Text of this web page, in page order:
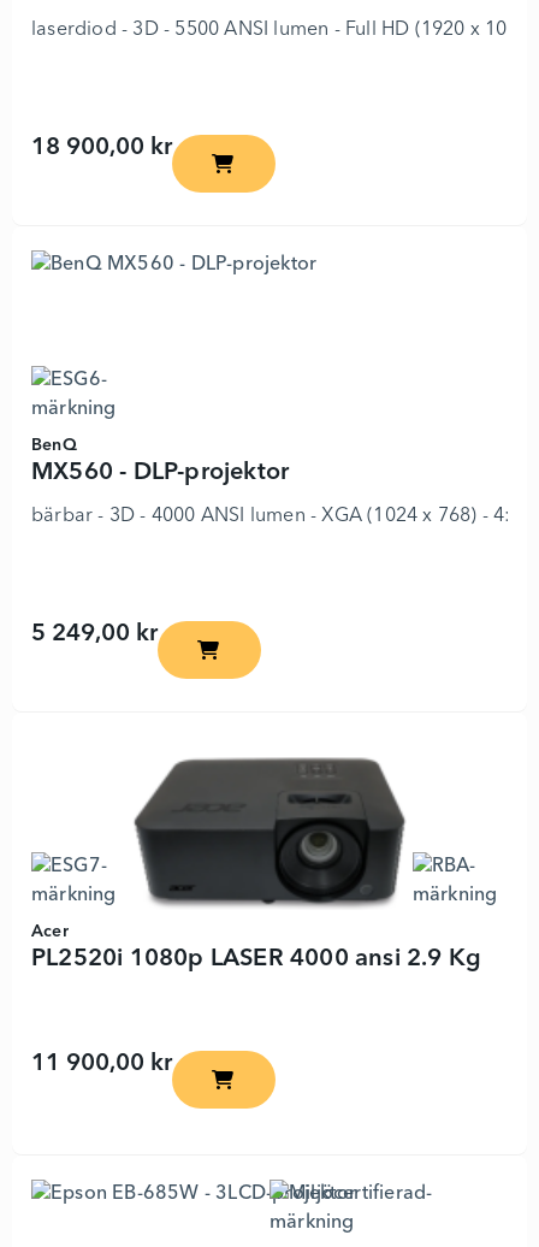
laserdiod - 3D - 5500 ANSI lumen - Full HD (1920 x
18 900,00 krPL6510 - DLP-projektor - 5862511 -
BenQ
MX560 - DLP-projektor
bärbar - 3D - 4000 ANSI lumen - XGA (1024 x 768) - 4:3
5 249,00 krMX560 - DLP-projektor - 7734960 - Lägg
Acer
PL2520i 1080p LASER 4000 ansi 2.9 Kg
11 900,00 krPL2520i 1080p LASER 4000 ansi 2.9